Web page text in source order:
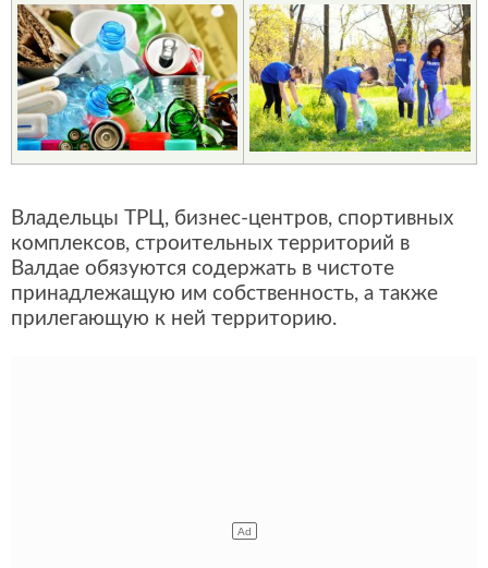
Владельцы ТРЦ, бизнес-центров, спортивных
комплексов, строительных территорий в
Валдае обязуются содержать в чистоте
принадлежащую им собственность, а также
прилегающую к ней территорию.